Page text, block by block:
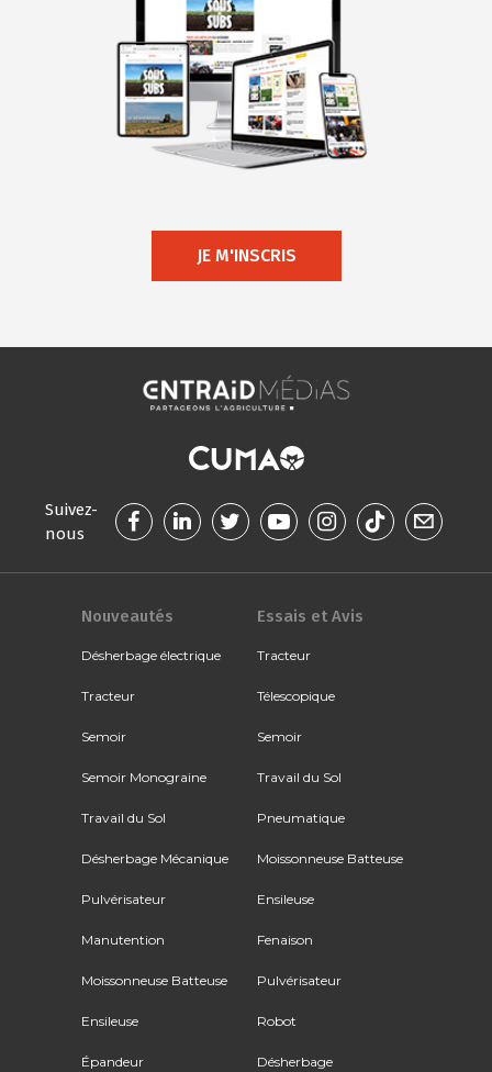
JE M'INSCRIS
Suivez-
nous
Nouveautés
Désherbage électrique
Tracteur
Semoir
Semoir Monograine
Travail du Sol
Désherbage Mécanique
Pulvérisateur
Manutention
Moissonneuse Batteuse
Ensileuse
Épandeur
Essais et Avis
Tracteur
Télescopique
Semoir
Travail du Sol
Pneumatique
Moissonneuse Batteuse
Ensileuse
Fenaison
Pulvérisateur
Robot
Désherbage